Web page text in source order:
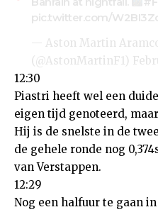
pic.twitter.com/
— Aston Martin
(@AstonMartinF1)
12:30
Piastri heeft wel een
eigen tijd genoteerd,
Hij is de snelste in de
de gehele ronde nog
van Verstappen.
12:29
Nog een halfuur te gaan